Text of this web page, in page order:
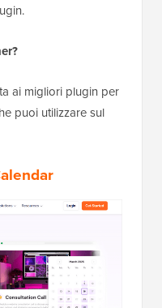
ai migliori plugin per
puoi utilizzare sul